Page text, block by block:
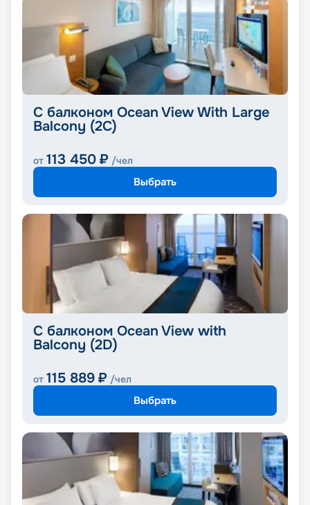
С балконом Ocean View With Large
Balcony (2C)
от 113 450 ₽ /чел
Выбрать
С балконом Ocean View with
Balcony (2D)
от 115 889 ₽ /чел
Выбрать